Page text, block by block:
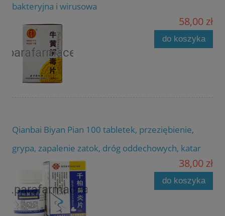
bakteryjna i wirusowa
58,00 zł
do koszyka
Qianbai Biyan Pian 100 tabletek, przeziębienie,
grypa, zapalenie zatok, dróg oddechowych, katar
38,00 zł
do koszyka